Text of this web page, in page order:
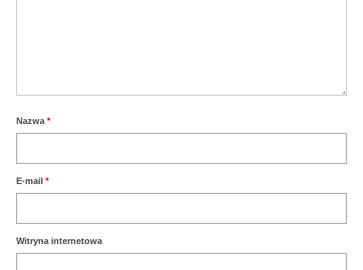
Nazwa*
E-mail *
Witryna internetowa